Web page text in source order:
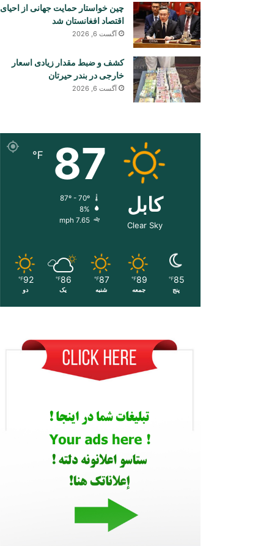
چین خواستار حمایت جهانی از احیای
اقتصاد افغانستان شد
آگست 6, 2026
کشف و ضبط مقدار زیادی اسعار
خارجی در بندر حیرتان
آگست 6, 2026
کابل
Clear Sky
87
℉
8%
7.65 mph
85
℉
پنج
89
℉
جمعه
87
℉
شنبه
86
℉
یک
92
℉
دو